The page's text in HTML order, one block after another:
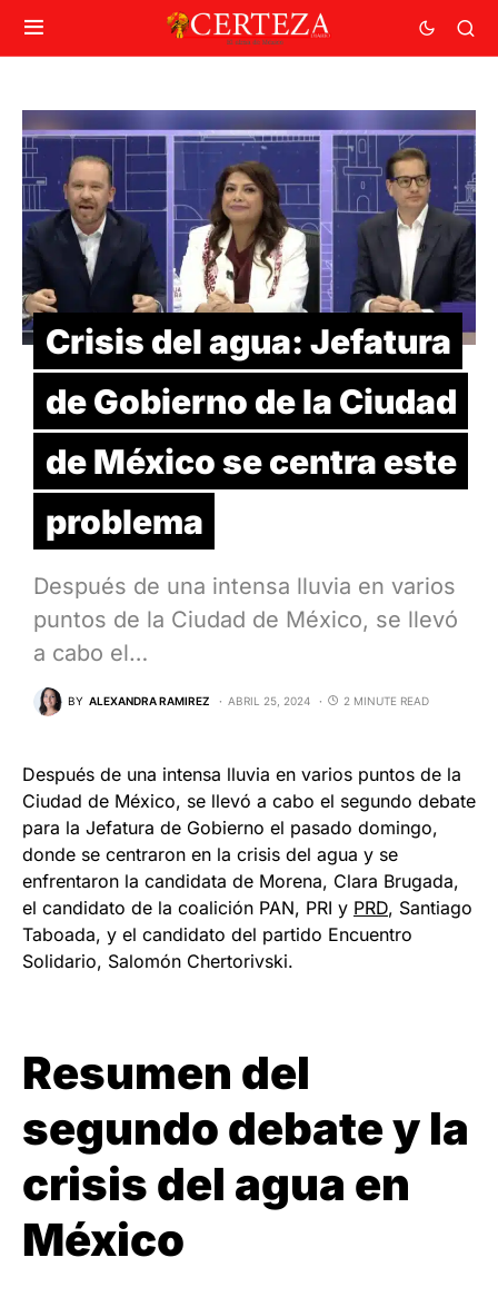
Crisis del agua: Jefatura
de Gobierno de la Ciudad
de México se centra este
problema
Después de una intensa lluvia en varios
puntos de la Ciudad de México, se llevó
a cabo el…
BY ALEXANDRA RAMIREZ ABRIL 25, 2024 2 MINUTE READ
Después de una intensa lluvia en varios puntos de la
Ciudad de México, se llevó a cabo el segundo debate
para la Jefatura de Gobierno el pasado domingo,
donde se centraron en la crisis del agua y se
enfrentaron la candidata de Morena, Clara Brugada,
el candidato de la coalición PAN, PRI y PRD, Santiago
Taboada, y el candidato del partido Encuentro
Solidario, Salomón Chertorivski.
Resumen del
segundo debate y la
crisis del agua en
México